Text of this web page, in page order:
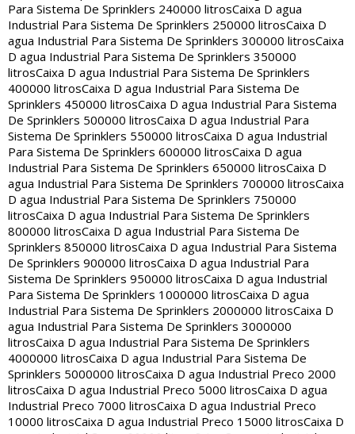
Para Sistema De Sprinklers 240000 litrosCaixa D agua
Industrial Para Sistema De Sprinklers 250000 litrosCaixa D
agua Industrial Para Sistema De Sprinklers 300000 litrosCaixa
D agua Industrial Para Sistema De Sprinklers 350000
litrosCaixa D agua Industrial Para Sistema De Sprinklers
400000 litrosCaixa D agua Industrial Para Sistema De
Sprinklers 450000 litrosCaixa D agua Industrial Para Sistema
De Sprinklers 500000 litrosCaixa D agua Industrial Para
Sistema De Sprinklers 550000 litrosCaixa D agua Industrial
Para Sistema De Sprinklers 600000 litrosCaixa D agua
Industrial Para Sistema De Sprinklers 650000 litrosCaixa D
agua Industrial Para Sistema De Sprinklers 700000 litrosCaixa
D agua Industrial Para Sistema De Sprinklers 750000
litrosCaixa D agua Industrial Para Sistema De Sprinklers
800000 litrosCaixa D agua Industrial Para Sistema De
Sprinklers 850000 litrosCaixa D agua Industrial Para Sistema
De Sprinklers 900000 litrosCaixa D agua Industrial Para
Sistema De Sprinklers 950000 litrosCaixa D agua Industrial
Para Sistema De Sprinklers 1000000 litrosCaixa D agua
Industrial Para Sistema De Sprinklers 2000000 litrosCaixa D
agua Industrial Para Sistema De Sprinklers 3000000
litrosCaixa D agua Industrial Para Sistema De Sprinklers
4000000 litrosCaixa D agua Industrial Para Sistema De
Sprinklers 5000000 litrosCaixa D agua Industrial Preco 2000
litrosCaixa D agua Industrial Preco 5000 litrosCaixa D agua
Industrial Preco 7000 litrosCaixa D agua Industrial Preco
10000 litrosCaixa D agua Industrial Preco 15000 litrosCaixa D